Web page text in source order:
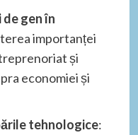
gen în
importanței
și
economiei și
tehnologice: